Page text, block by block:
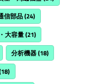
信部品(24)
大容量(21)
分析機器(18)